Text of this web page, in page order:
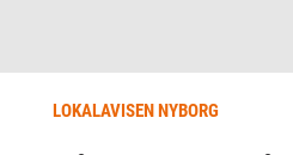
LOKALAVISEN NYBORG